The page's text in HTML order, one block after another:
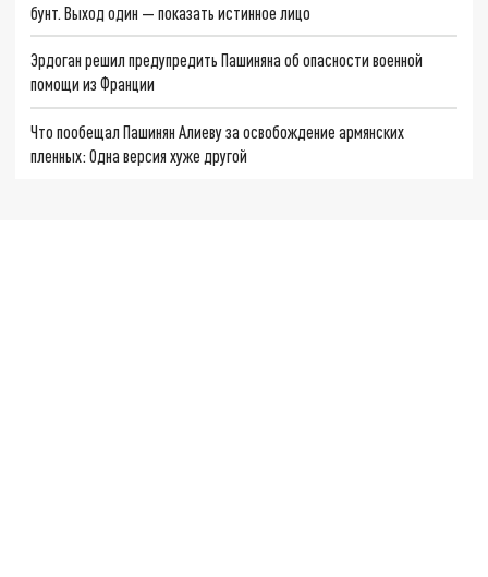
бунт. Выход один — показать истинное лицо
Эрдоган решил предупредить Пашиняна об опасности военной
помощи из Франции
Что пообещал Пашинян Алиеву за освобождение армянских
пленных: Одна версия хуже другой